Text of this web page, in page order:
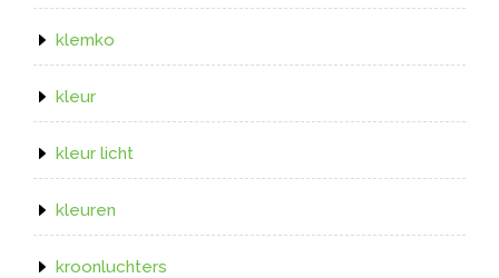
klemko
kleur
kleur licht
kleuren
kroonluchters